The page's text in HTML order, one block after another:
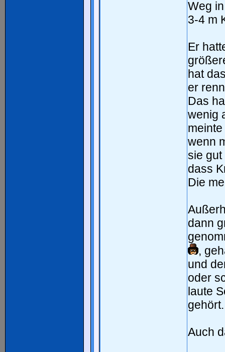
Weg
3-4 m
Er
hat
er
Das
wenig
wenn
sie
dass
Die
dann
,
und
oder
laute
gehört.
Auch